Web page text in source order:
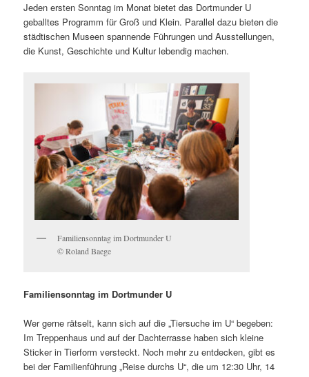
Jeden ersten Sonntag im Monat bietet das Dortmunder U
geballtes Programm für Groß und Klein. Parallel dazu bieten die
städtischen Museen spannende Führungen und Ausstellungen,
die Kunst, Geschichte und Kultur lebendig machen.
Familiensonntag im Dortmunder U
© Roland Baege
Familiensonntag im Dortmunder U
Wer gerne rätselt, kann sich auf die „Tiersuche im U“ begeben:
Im Treppenhaus und auf der Dachterrasse haben sich kleine
Sticker in Tierform versteckt. Noch mehr zu entdecken, gibt es
bei der Familienführung „Reise durchs U“, die um 12:30 Uhr, 14